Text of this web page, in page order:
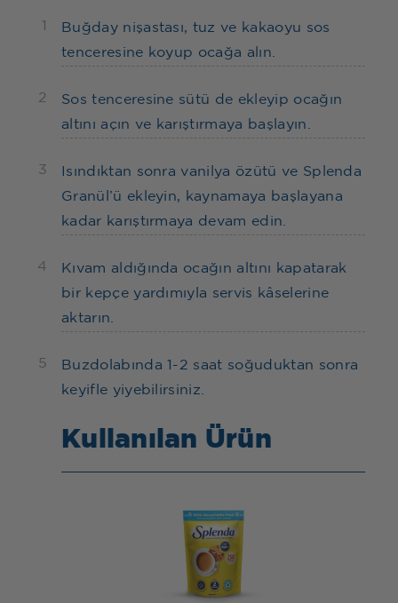
1
Buğday nişastası, tuz ve kakaoyu sos
tenceresine koyup ocağa alın.
2
Sos tenceresine sütü de ekleyip ocağın
altını açın ve karıştırmaya başlayın.
3
Isındıktan sonra vanilya özütü ve Splenda
Granül’ü ekleyin, kaynamaya başlayana
kadar karıştırmaya devam edin.
4
Kıvam aldığında ocağın altını kapatarak
bir kepçe yardımıyla servis kâselerine
aktarın.
5
Buzdolabında 1-2 saat soğuduktan sonra
keyifle yiyebilirsiniz.
Kullanılan Ürün